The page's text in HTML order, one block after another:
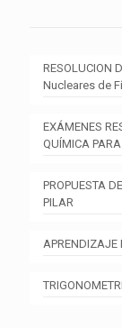
RESOLUCION
Nucleares de
EXÁMENES
QUÍMICA
PROPUESTA
PILAR
APRENDIZAJE